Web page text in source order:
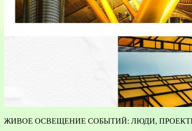
ЖИВОЕ ОСВЕЩЕНИЕ СОБЫТИЙ: ЛЮДИ,